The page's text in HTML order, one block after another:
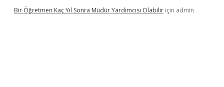
Bir Öğretmen Kaç Yıl Sonra Müdür Yardımcısı Olabilir için admin